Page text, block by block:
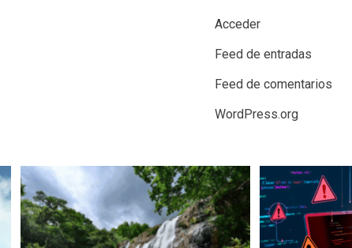
Acceder
Feed de entradas
Feed de comentarios
WordPress.org